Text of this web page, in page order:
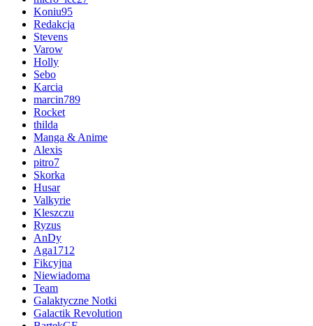
Koniu95
Redakcja
Stevens
Varow
Holly
Sebo
Karcia
marcin789
Rocket
thilda
Manga & Anime
Alexis
pitro7
Skorka
Husar
Valkyrie
Kleszczu
Ryzus
AnDy
Aga1712
Fikcyjna
Niewiadoma
Team
Galaktyczne Notki
Galactik Revolution